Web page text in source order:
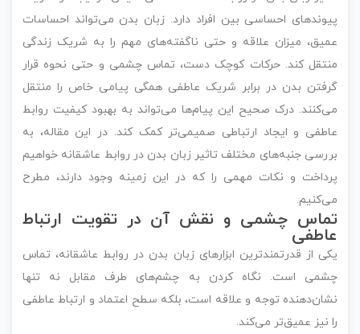
پیوندهای احساسی بین افراد دارد. زبان بدن می‌تواند احساسات
عمیق، میزان علاقه و حتی ناگفته‌های مهم را به شریک زندگی
منتقل کند. حرکات کوچک دست، تماس چشمی و حتی نحوه قرار
گرفتن بدن در برابر شریک عاطفی همگی پیامی خاص را منتقل
می‌کنند. درک صحیح این پیام‌ها می‌تواند به بهبود کیفیت روابط
عاطفی و ایجاد ارتباطی صمیمی‌تر کمک کند. در این مقاله، به
بررسی جنبه‌های مختلف تاثیر زبان بدن در روابط عاشقانه خواهیم
پرداخت و نکات مهمی را که در این زمینه وجود دارند، مطرح
می‌کنیم.
تماس چشمی و نقش آن در تقویت ارتباط
عاطفی
یکی از قدرتمندترین ابزارهای زبان بدن در روابط عاشقانه، تماس
چشمی است. نگاه کردن به چشم‌های طرف مقابل نه تنها
نشان‌دهنده توجه و علاقه است، بلکه سطح اعتماد و ارتباط عاطفی
را نیز عمیق‌تر می‌کند.